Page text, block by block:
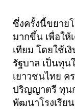
ซึ่งครั้งนี้ขยาย
มากขึ้น เพื่อให้
เทียม โดยใช้เ
รัฐบาล เป็นทุ
เยาวชนไทย
ปริญญาตรี ทุน
พัฒนาโรงเรีย